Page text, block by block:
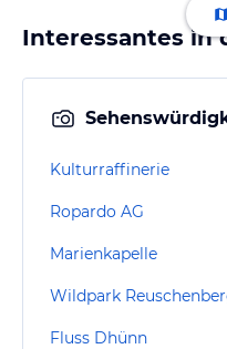
Interessantes in
Kulturraffinerie
Ropardo AG
Marienkapelle
Wildpark
Fluss Dhünn